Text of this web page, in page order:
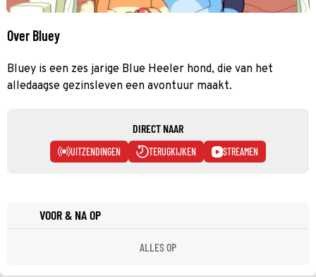
Over Bluey
Bluey is een zes jarige Blue Heeler hond, die van het
alledaagse gezinsleven een avontuur maakt.
DIRECT NAAR
UITZENDINGEN TERUGKIJKEN STREAMEN
VOOR & NA OP
ALLES OP